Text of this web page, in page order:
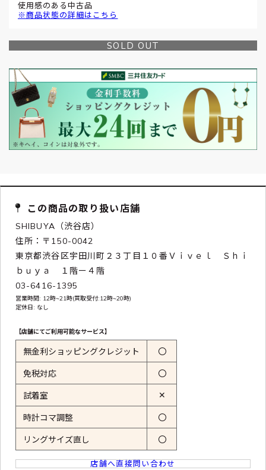
使用感のある中古品
※商品状態の詳細はこちら
SOLD OUT
この商品の取り扱い店舗
SHIBUYA（渋谷店）
住所：〒150-0042
東京都渋谷区宇田川町２３丁目１０番Ｖｉｖｅｌ Ｓｈｉ
ｂｕｙａ １階ー４階
03-6416-1395
営業時間: 12時~21時(買取受付:12時~20時)
定休日: なし
【店舗にてご利用可能なサービス】
無金利ショッピングクレジット 〇
免税対応 〇
試着室 ✕
時計コマ調整 〇
リングサイズ直し 〇
店舗へ直接問い合わせ